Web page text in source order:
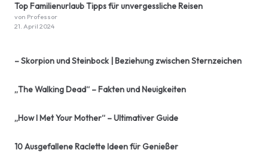
Top Familienurlaub Tipps für unvergessliche Reisen
von Professor
21. April 2024
– Skorpion und Steinbock | Beziehung zwischen Sternzeichen
„The Walking Dead“ – Fakten und Neuigkeiten
„How I Met Your Mother“ – Ultimativer Guide
10 Ausgefallene Raclette Ideen für Genießer